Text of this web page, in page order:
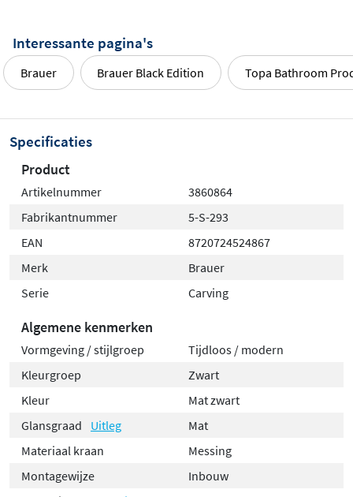
Interessante pagina's
Brauer Brauer Black Edition Topa Bathroom
Specificaties
Product
Artikelnummer
3860864
Fabrikantnummer
5-S-293
EAN
8720724524867
Merk
Brauer
Serie
Carving
Algemene kenmerken
Vormgeving / stijlgroep
Tijdloos / modern
Kleurgroep
Zwart
Kleur
Mat zwart
Glansgraad
Uitleg
Mat
Materiaal kraan
Messing
Montagewijze
Inbouw